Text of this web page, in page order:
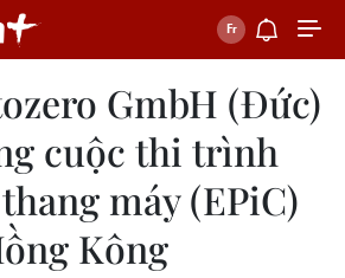
GmbH (Đức)
cuộc thi trình
máy (EPiC)
Kông